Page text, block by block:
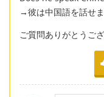
→彼は中国語を話せま
ご質問ありがとうござ